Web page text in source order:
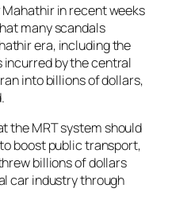
in recent weeks
many scandals
era, including the
by the central
into billions of dollars,
the MRT system should
boost public transport,
billions of dollars
car industry through